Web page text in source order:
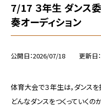
7/17 ３年生 ダンス
奏オーディション
公開日 2026/07/18 更新日
体育大会で３年生は，ダンスを
どんなダンスをつくっていく